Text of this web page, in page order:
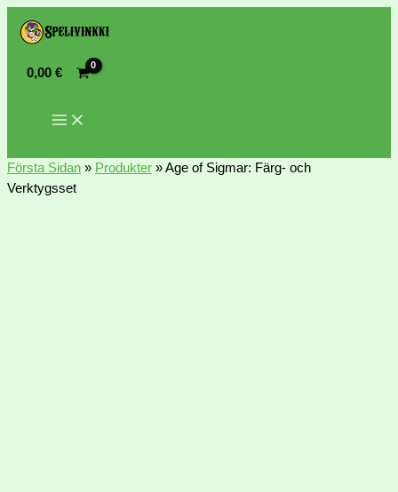
0,00€
Första Sidan » Produkter »Age of Sigmar: Färg- och
Verktygsset